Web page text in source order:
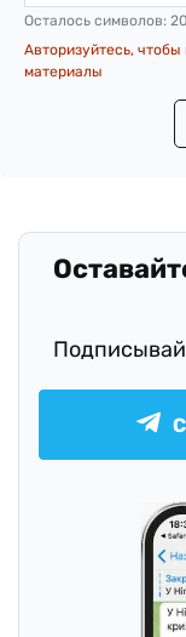
Осталось символов:
Авторизуйтесь,
материалы